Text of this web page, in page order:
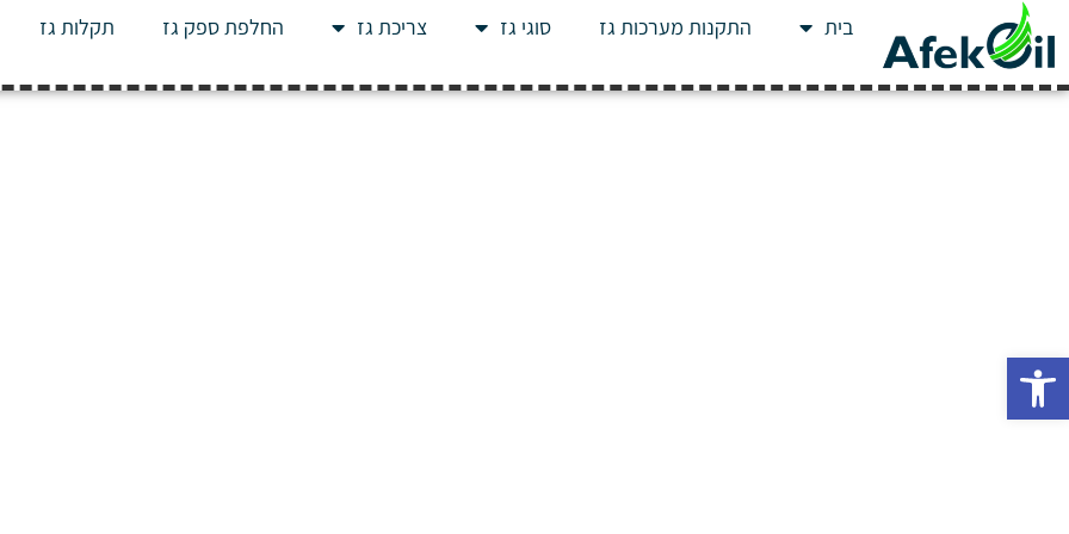
פתח סרגל נגישות
בית התקנות מערכות גז סוגי גז צריכת גז החלפת ספק גז תקלות גז